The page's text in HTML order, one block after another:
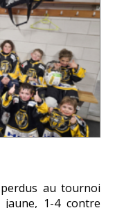
au tournoi
jaune, 1-4 contre